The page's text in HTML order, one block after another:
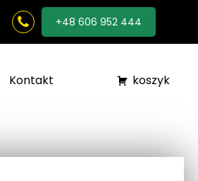
+48 606 952 444
Kontakt koszyk